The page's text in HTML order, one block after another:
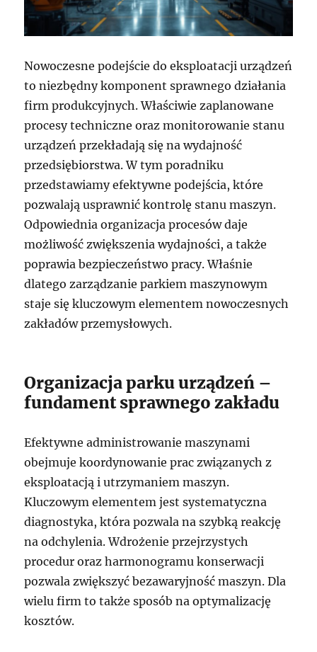
Nowoczesne podejście do eksploatacji urządzeń
to niezbędny komponent sprawnego działania
firm produkcyjnych. Właściwie zaplanowane
procesy techniczne oraz monitorowanie stanu
urządzeń przekładają się na wydajność
przedsiębiorstwa. W tym poradniku
przedstawiamy efektywne podejścia, które
pozwalają usprawnić kontrolę stanu maszyn.
Odpowiednia organizacja procesów daje
możliwość zwiększenia wydajności, a także
poprawia bezpieczeństwo pracy. Właśnie
dlatego zarządzanie parkiem maszynowym
staje się kluczowym elementem nowoczesnych
zakładów przemysłowych.
Organizacja parku urządzeń –
fundament sprawnego zakładu
Efektywne administrowanie maszynami
obejmuje koordynowanie prac związanych z
eksploatacją i utrzymaniem maszyn.
Kluczowym elementem jest systematyczna
diagnostyka, która pozwala na szybką reakcję
na odchylenia. Wdrożenie przejrzystych
procedur oraz harmonogramu konserwacji
pozwala zwiększyć bezawaryjność maszyn. Dla
wielu firm to także sposób na optymalizację
kosztów.